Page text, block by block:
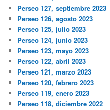
Perseo 127, septiembre 2023
Perseo 126, agosto 2023
Perseo 125, julio 2023
Perseo 124, junio 2023
Perseo 123, mayo 2023
Perseo 122, abril 2023
Perseo 121, marzo 2023
Perseo 120, febrero 2023
Perseo 119, enero 2023
Perseo 118, diciembre 2022